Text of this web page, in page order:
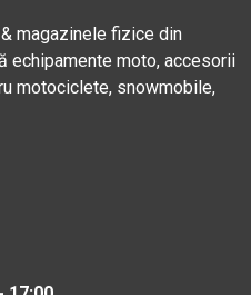
magazinele fizice din
echipamente moto, accesorii
motociclete, snowmobile,